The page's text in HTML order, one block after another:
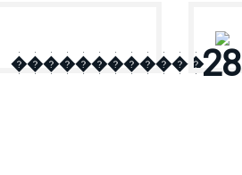
������������28